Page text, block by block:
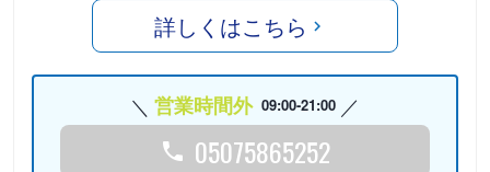
詳しくはこちら
営業時間外 09:00-21:00
05075865252